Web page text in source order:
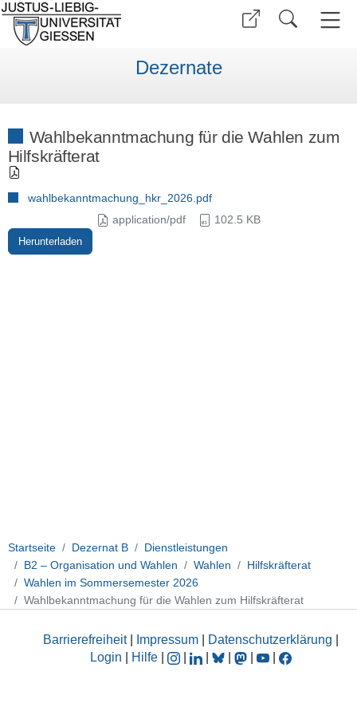
Dezernate
Wahlbekanntmachung für die Wahlen zum
Hilfskräfterat
wahlbekanntmachung_hkr_2026.pdf
application/pdf
102.5 KB
Herunterladen
Startseite Dezernat B
Dienstleistungen
B2 – Organisation und Wahlen
Wahlen
Hilfskräfterat
Wahlen im Sommersemester 2026
Wahlbekanntmachung für die Wahlen zum Hilfskräfterat
Barrierefreiheit| Impressum Datenschutzerklärung
Login
Hilfe